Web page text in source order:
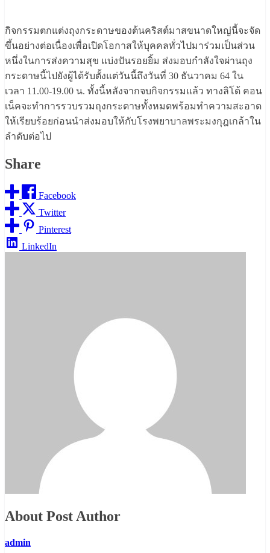
กิจกรรมตกแต่งถุงกระดาษของต้นคริสต์มาสขนาดใหญ่นี้จะจัด
ขึ้นอย่างต่อเนื่องเพื่อเปิดโอกาสให้บุคคลทั่วไปมาร่วมเป็นส่วน
หนึ่งในการส่งความสุข แบ่งปันรอยยิ้ม ส่งมอบกำลังใจผ่านถุง
กระดาษนี้ไปยังผู้ได้รับตั้งแต่วันนี้ถึงวันที่ 30 ธันวาคม 64 ใน
เวลา 11.00-19.00 น. ทั้งนี้หลังจากจบกิจกรรมแล้ว ทางลิโด้ คอน
เน็คจะทำการรวบรวมถุงกระดาษทั้งหมดพร้อมทำความสะอาด
ให้เรียบร้อยก่อนนำส่งมอบให้กับโรงพยาบาลพระมงกุฎเกล้าใน
ลำดับต่อไป
Share
Facebook
Twitter
Pinterest
LinkedIn
About Post Author
admin